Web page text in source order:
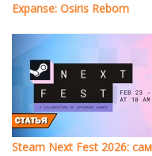
Expanse: Osiris Reborn
Steam Next Fest 2026: